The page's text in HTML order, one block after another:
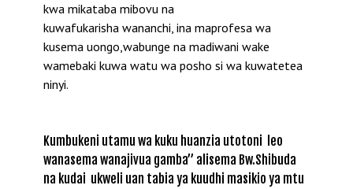
kwa mikataba mibovu na
kuwafukarisha wananchi, ina maprofesa wa
kusema uongo,wabunge na madiwani wake
wamebaki kuwa watu wa posho si wa kuwatetea
ninyi.
Kumbukeni utamu wa kuku huanzia utotoni leo
wanasema wanajivua gamba” alisema Bw.Shibuda
na kudai ukweli uan tabia ya kuudhi masikio ya mtu